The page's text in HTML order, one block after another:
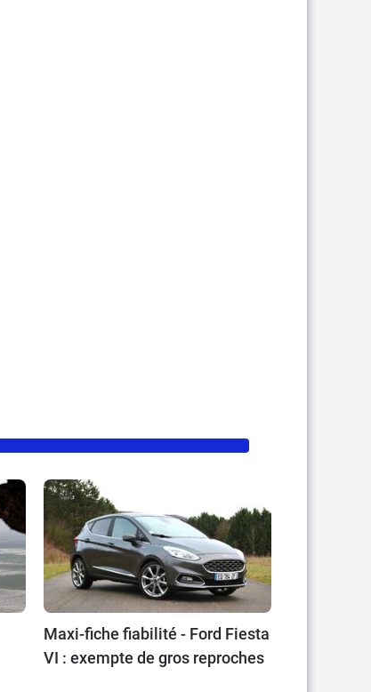
Maxi-fiche fiabilité - Ford Fiesta
VI : exempte de gros reproches